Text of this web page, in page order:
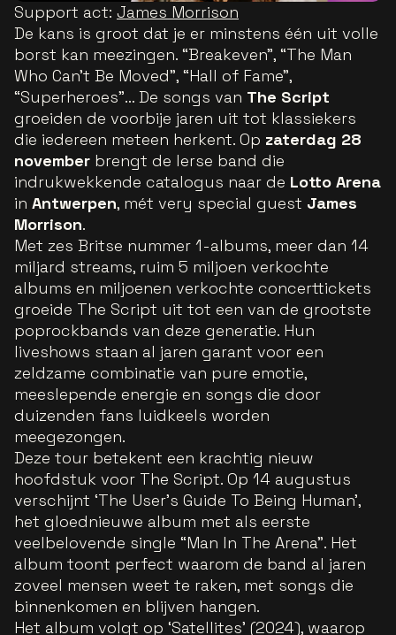
Support act: James Morrison
De kans is groot dat je er minstens één uit volle
borst kan meezingen. “Breakeven”, “The Man
Who Can’t Be Moved”, “Hall of Fame”,
“Superheroes”… De songs van The Script
groeiden de voorbije jaren uit tot klassiekers
die iedereen meteen herkent. Op zaterdag 28
november brengt de Ierse band die
indrukwekkende catalogus naar de Lotto Arena
in Antwerpen, mét very special guest James
Morrison.
Met zes Britse nummer 1-albums, meer dan 14
miljard streams, ruim 5 miljoen verkochte
albums en miljoenen verkochte concerttickets
groeide The Script uit tot een van de grootste
poprockbands van deze generatie. Hun
liveshows staan al jaren garant voor een
zeldzame combinatie van pure emotie,
meeslepende energie en songs die door
duizenden fans luidkeels worden
meegezongen.
Deze tour betekent een krachtig nieuw
hoofdstuk voor The Script. Op 14 augustus
verschijnt ‘The User’s Guide To Being Human’,
het gloednieuwe album met als eerste
veelbelovende single “Man In The Arena”. Het
album toont perfect waarom de band al jaren
zoveel mensen weet te raken, met songs die
binnenkomen en blijven hangen.
Het album volgt op ‘Satellites’ (2024), waarop